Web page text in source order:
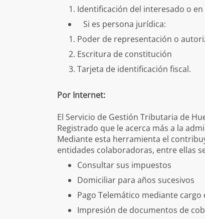
Identificación del interesado o
Si es persona jurídica:
Poder de representación o
Escritura de constitución
Tarjeta de identificación fiscal.
Por Internet:
El Servicio de Gestión Tributaria de
Registrado que le acerca más a la
Mediante esta herramienta el
entidades colaboradoras, entre ellas
Consultar sus impuestos
Domiciliar para años sucesivos
Pago Telemático mediante cargo
Impresión de documentos de